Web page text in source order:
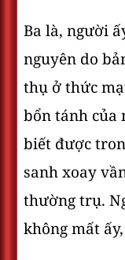
Ba là, người
nguyên do
thụ ở thức
bổn tánh của
biết được
sanh xoay
thường trụ.
không mất